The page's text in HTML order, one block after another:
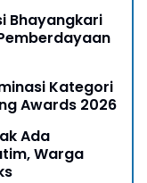
Bhayangkari
Kategori
Awards 2026
Ada
Warga